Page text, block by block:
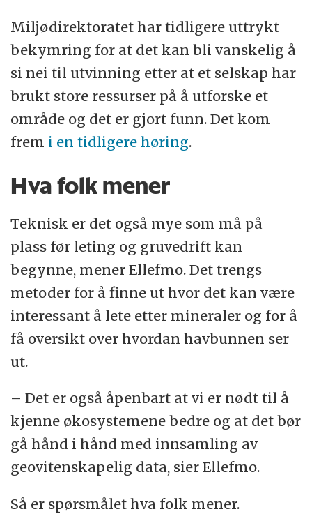
Miljødirektoratet har tidligere uttrykt
bekymring for at det kan bli vanskelig å
si nei til utvinning etter at et selskap har
brukt store ressurser på å utforske et
område og det er gjort funn. Det kom
frem i en tidligere høring.
Hva folk mener
Teknisk er det også mye som må på
plass før leting og gruvedrift kan
begynne, mener Ellefmo. Det trengs
metoder for å finne ut hvor det kan være
interessant å lete etter mineraler og for å
få oversikt over hvordan havbunnen ser
ut.
– Det er også åpenbart at vi er nødt til å
kjenne økosystemene bedre og at det bør
gå hånd i hånd med innsamling av
geovitenskapelig data, sier Ellefmo.
Så er spørsmålet hva folk mener.